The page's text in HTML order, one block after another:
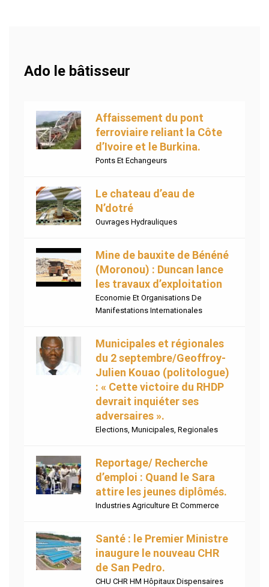
Ado le bâtisseur
Affaissement du pont
ferroviaire reliant la Côte
d’Ivoire et le Burkina.
Ponts Et Echangeurs
Le chateau d’eau de
N’dotré
Ouvrages Hydrauliques
Mine de bauxite de Bénéné
(Moronou) : Duncan lance
les travaux d’exploitation
Economie Et Organisations De
Manifestations Internationales
Municipales et régionales
du 2 septembre/Geoffroy-
Julien Kouao (politologue)
: « Cette victoire du RHDP
devrait inquiéter ses
adversaires ».
Elections, Municipales, Regionales
Reportage/ Recherche
d’emploi : Quand le Sara
attire les jeunes diplômés.
Industries Agriculture Et Commerce
Santé : le Premier Ministre
inaugure le nouveau CHR
de San Pedro.
CHU CHR HM Hôpitaux Dispensaires